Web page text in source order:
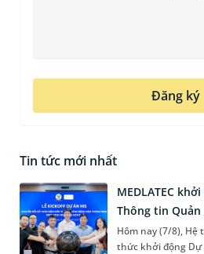
Đăng ký
Tin tức mới nhất
MEDLATEC
Thông tin Quản
Hôm nay (7/8), Hệ
thức khởi động